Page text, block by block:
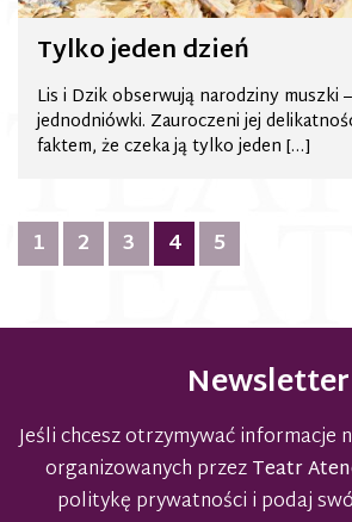
Tylko jeden dzień
Lis i Dzik obserwują narodziny muszki
jednodniówki. Zauroczeni jej
faktem, że czeka ją tylko jeden […]
Nawigacja
po
wpisach
1 2 3 4 5
Newsletter
Jeśli chcesz otrzymywać informacje
organizowanych przezTeatr
politykę prywatności i podaj